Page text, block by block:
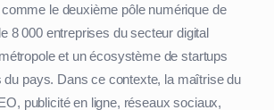
le deuxième pôle numérique de
8 000 entreprises du secteur digital
et un écosystème de startups
du pays. Dans ce contexte, la maîtrise du
publicité en ligne, réseaux sociaux,